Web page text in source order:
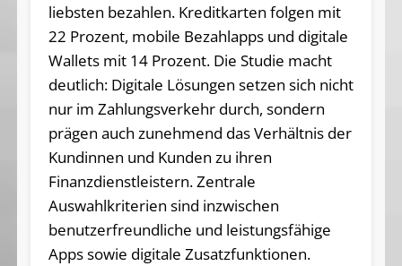
liebsten bezahlen. Kreditkarten folgen mit
22 Prozent, mobile Bezahlapps und digitale
Wallets mit 14 Prozent. Die Studie macht
deutlich: Digitale Lösungen setzen sich nicht
nur im Zahlungsverkehr durch, sondern
prägen auch zunehmend das Verhältnis der
Kundinnen und Kunden zu ihren
Finanzdienstleistern. Zentrale
Auswahlkriterien sind inzwischen
benutzerfreundliche und leistungsfähige
Apps sowie digitale Zusatzfunktionen.